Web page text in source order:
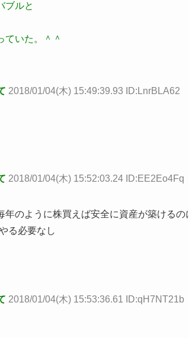
ブルと
ていた。＾＾
2018/01/04(木) 15:49:39.93 ID:LnrBLA62
2018/01/04(木) 15:52:03.24 ID:EE2Eo4Fq
年のように株買えば安全に資産が築けるの
る必要なし
2018/01/04(木) 15:53:36.61 ID:qH7NT21b